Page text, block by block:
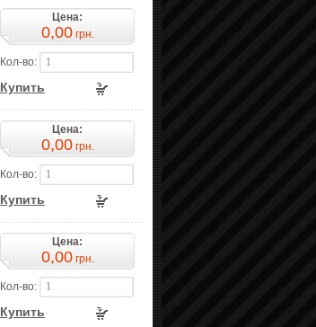
Цена:
0,00грн.
Кол-во:
Купить
Цена:
0,00грн.
Кол-во:
Купить
Цена:
0,00грн.
Кол-во:
Купить